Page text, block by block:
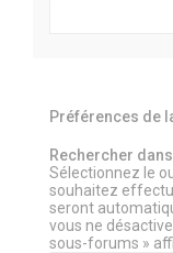
Préférences de
Rechercher
Sélectionnez le
souhaitez
seront
vous ne
sous-forums »